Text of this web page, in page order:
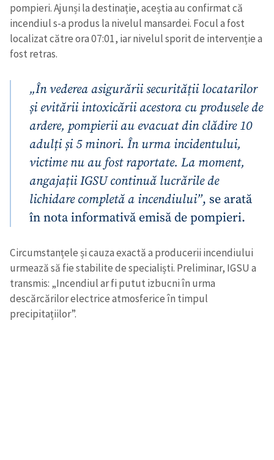
pompieri. Ajunși la destinație, aceștia au confirmat că
incendiul s-a produs la nivelul mansardei. Focul a fost
localizat către ora 07:01, iar nivelul sporit de intervenție a
fost retras.
„În vederea asigurării securității locatarilor
și evitării intoxicării acestora cu produsele de
ardere, pompierii au evacuat din clădire 10
adulți și 5 minori. În urma incidentului,
victime nu au fost raportate. La moment,
angajații IGSU continuă lucrările de
lichidare completă a incendiului”, se arată
în nota informativă emisă de pompieri.
Circumstanțele și cauza exactă a producerii incendiului
urmează să fie stabilite de specialiști. Preliminar, IGSU a
transmis: „Incendiul ar fi putut izbucni în urma
descărcărilor electrice atmosferice în timpul
precipitațiilor”.